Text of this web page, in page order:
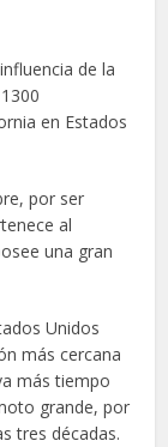
de la
en Estados
por ser
al
una gran
Unidos
más cercana
más tiempo
grande, por
tres décadas.